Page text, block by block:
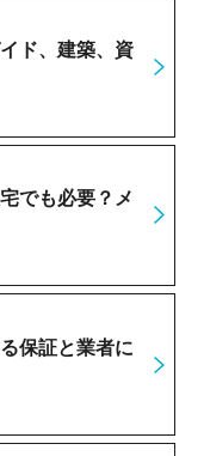
ド、建築、資
でも必要？メ
保証と業者に